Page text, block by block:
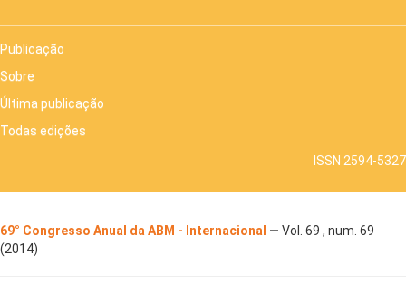
Publicação
Sobre
Última publicação
Todas edições
ISSN 2594-5327
69° Congresso Anual da ABM - Internacional — Vol. 69 , num. 69
(2014)